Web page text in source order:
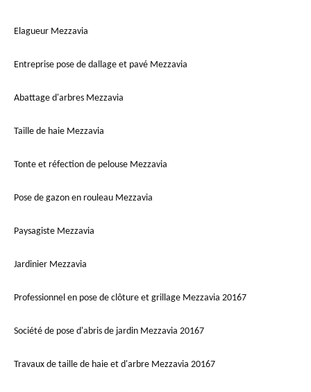
Elagueur Mezzavia
Entreprise pose de dallage et pavé Mezzavia
Abattage d'arbres Mezzavia
Taille de haie Mezzavia
Tonte et réfection de pelouse Mezzavia
Pose de gazon en rouleau Mezzavia
Paysagiste Mezzavia
Jardinier Mezzavia
Professionnel en pose de clôture et grillage Mezzavia 20167
Société de pose d'abris de jardin Mezzavia 20167
Travaux de taille de haie et d'arbre Mezzavia 20167